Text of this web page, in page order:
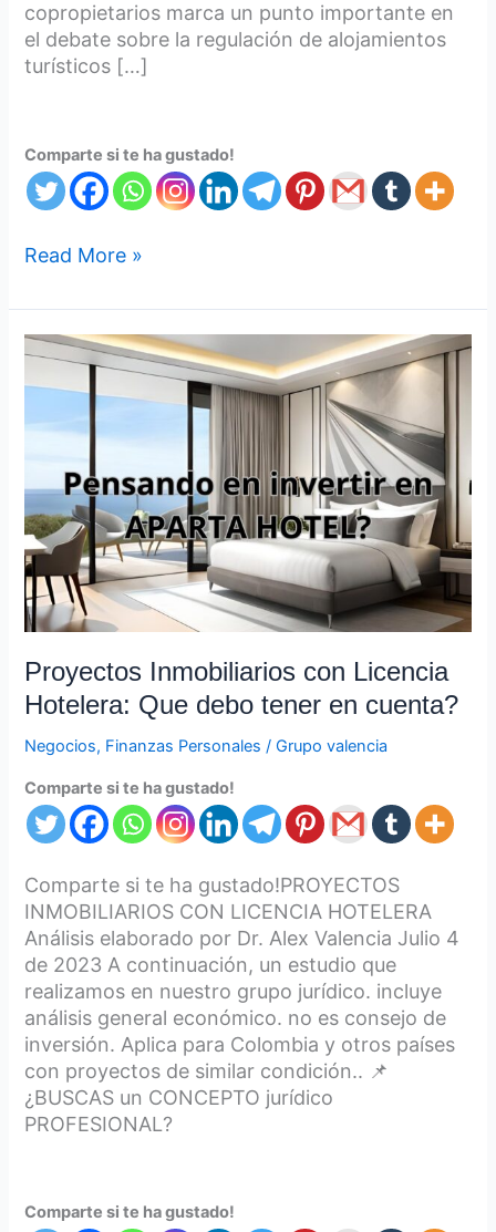
copropietarios marca un punto importante en
el debate sobre la regulación de alojamientos
turísticos […]
Comparte si te ha gustado!
Read More »
Proyectos Inmobiliarios con Licencia
Hotelera: Que debo tener en cuenta?
Negocios, Finanzas Personales /Grupo valencia
Comparte si te ha gustado!
Comparte si te ha gustado!PROYECTOS
INMOBILIARIOS CON LICENCIA HOTELERA
Análisis elaborado por Dr. Alex Valencia Julio 4
de 2023 A continuación, un estudio que
realizamos en nuestro grupo jurídico. incluye
análisis general económico. no es consejo de
inversión. Aplica para Colombia y otros países
con proyectos de similar condición.. 📌
¿BUSCAS un CONCEPTO jurídico
PROFESIONAL?
Comparte si te ha gustado!
Proyectos
Inmobiliarios
Licencia
Hotelera:
debo
tener
en
cuenta?